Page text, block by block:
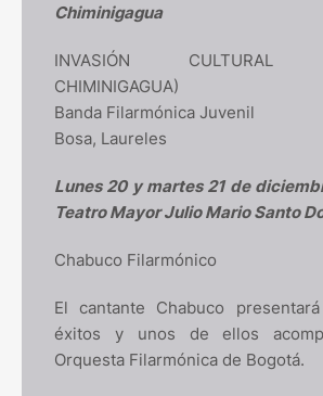
Chiminigagua
INVASIÓN CULTURAL
CHIMINIGAGUA)
Banda Filarmónica Juvenil
Bosa, Laureles
Lunes 20 y martes 21 de
Teatro Mayor Julio Mario Santo
Chabuco Filarmónico
El cantante Chabuco
éxitos y unos de ellos
Orquesta Filarmónica de Bogotá.